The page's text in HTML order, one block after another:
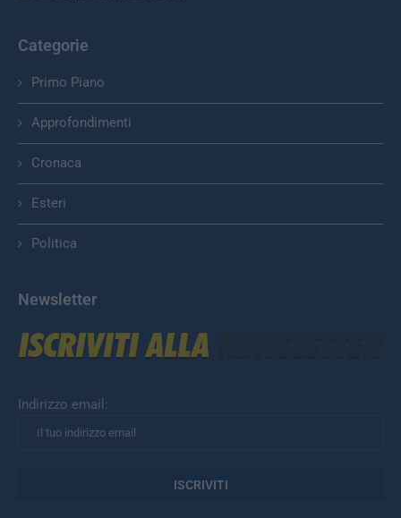
Categorie
Primo Piano
Approfondimenti
Cronaca
Esteri
Politica
Newsletter
Indirizzo email: